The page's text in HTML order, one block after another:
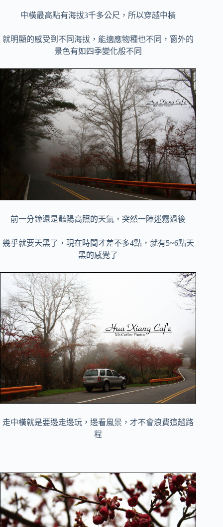
中橫最高點有海拔3千多公尺，所以穿越中橫
就明顯的感受到不同海拔，能適應物種也不同，窗外的
景色有如四季變化般不同
前一分鐘還是豔陽高照的天氣，突然一陣迷霧過後
幾乎就要天黑了，現在時間才差不多4點，就有5~6點天
黑的感覺了
走中橫就是要邊走邊玩，邊看風景，才不會浪費這趟路
程